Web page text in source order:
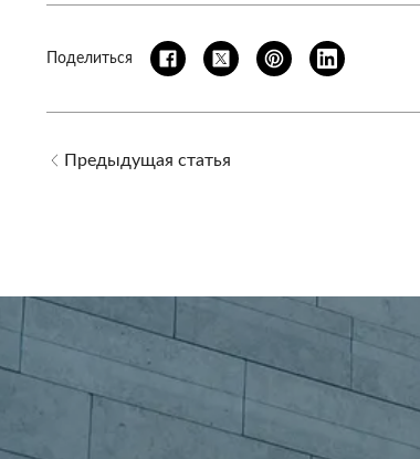
Поделиться
Предыдущая статья